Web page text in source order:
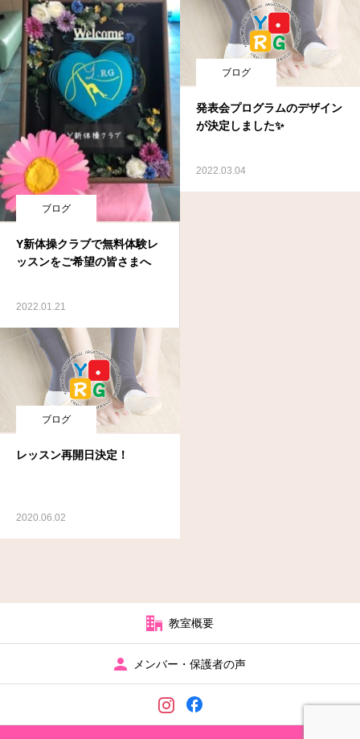
ブログ
Y新体操クラブで無料体験レ
ッスンをご希望の皆さまへ
2022.01.21
ブログ
発表会プログラムのデザイン
が決定しました✨
2022.03.04
ブログ
レッスン再開日決定！
2020.06.02
教室概要
メンバー・保護者の声